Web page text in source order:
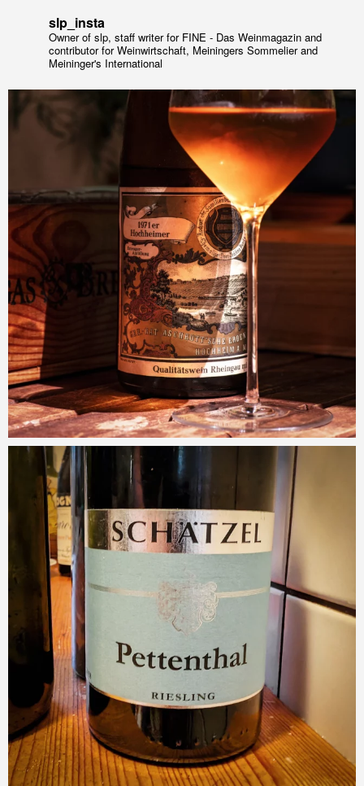
slp_insta
Owner of slp, staff writer for FINE - Das Weinmagazin and
contributor for Weinwirtschaft, Meiningers Sommelier and
Meininger's International